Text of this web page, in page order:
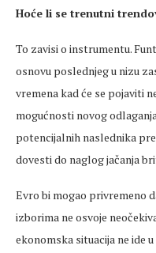
Hoće li se trenutni
To zavisi o instrumentu.
osnovu poslednjeg u nizu
vremena kad će se pojaviti
mogućnosti novog
potencijalnih naslednika
dovesti do naglog jačanja
Evro bi mogao privremeno
izborima ne osvoje
ekonomska situacija ne ide